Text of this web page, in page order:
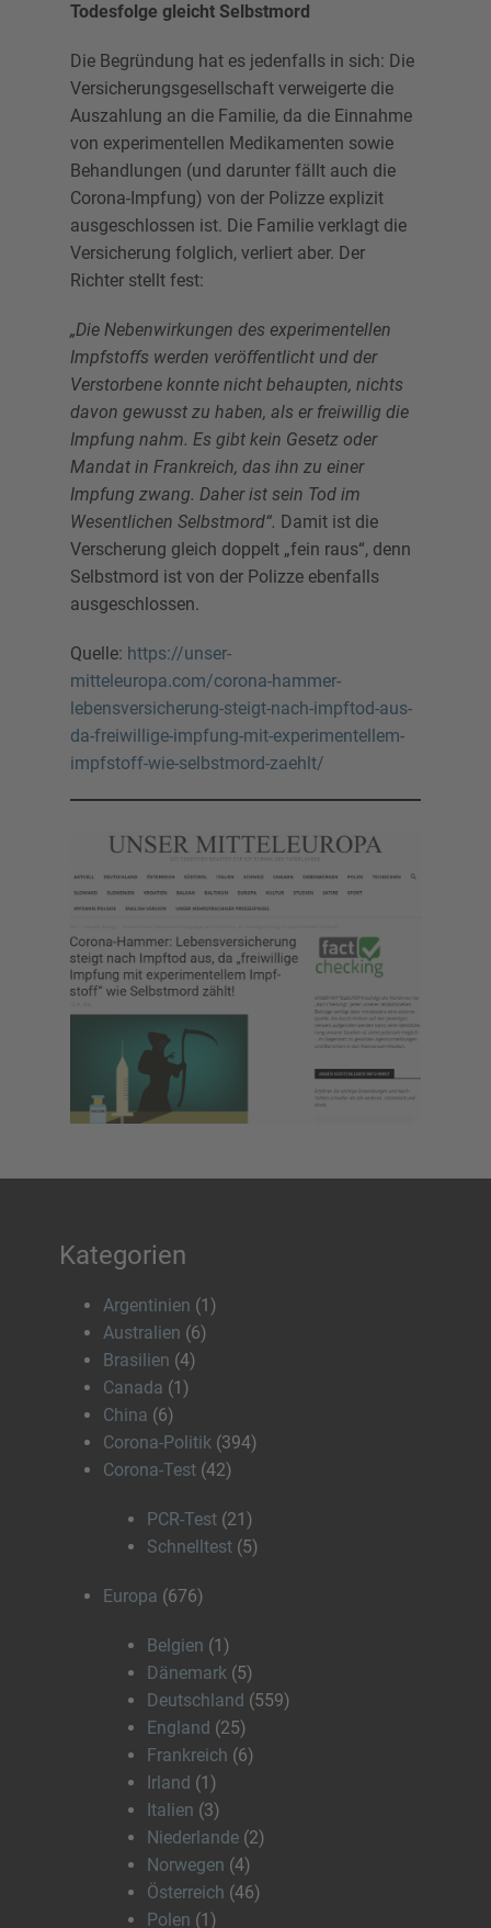
Todesfolge gleicht Selbstmord
Die Begründung hat es jedenfalls in sich: Die
Versicherungsgesellschaft verweigerte die
Auszahlung an die Familie, da die Einnahme
von experimentellen Medikamenten sowie
Behandlungen (und darunter fällt auch die
Corona-Impfung) von der Polizze explizit
ausgeschlossen ist. Die Familie verklagt die
Versicherung folglich, verliert aber. Der
Richter stellt fest:
„Die Nebenwirkungen des experimentellen
Impfstoffs werden veröffentlicht und der
Verstorbene konnte nicht behaupten, nichts
davon gewusst zu haben, als er freiwillig die
Impfung nahm. Es gibt kein Gesetz oder
Mandat in Frankreich, das ihn zu einer
Impfung zwang. Daher ist sein Tod im
Wesentlichen Selbstmord“. Damit ist die
Verscherung gleich doppelt „fein raus“, denn
Selbstmord ist von der Polizze ebenfalls
ausgeschlossen.
Quelle: https://unser-
mitteleuropa.com/corona-hammer-
lebensversicherung-steigt-nach-impftod-aus-
da-freiwillige-impfung-mit-experimentellem-
impfstoff-wie-selbstmord-zaehlt/
Kategorien
Argentinien (1)
Australien (6)
Brasilien (4)
Canada (1)
China (6)
Corona-Politik (394)
Corona-Test (42)
PCR-Test (21)
Schnelltest (5)
Europa (676)
Belgien (1)
Dänemark (5)
Deutschland (559)
England (25)
Frankreich (6)
Irland (1)
Italien (3)
Niederlande (2)
Norwegen (4)
Österreich (46)
Polen (1)